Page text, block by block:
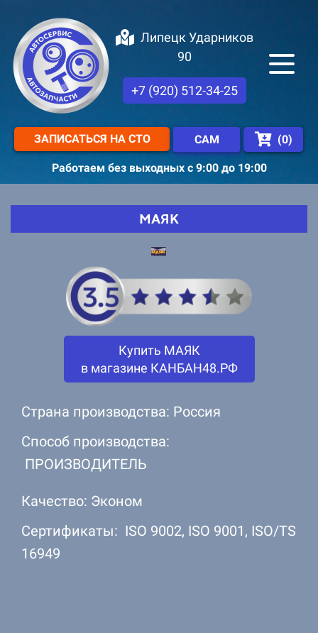
Липецк Ударников
90
+7 (920) 512-34-25
ЗАПИСАТЬСЯ НА СТО САМ (0)
Работаем без выходных с 9:00 до 19:00
МАЯК
Купить МАЯК
в магазине КАНБАН48.РФ
Страна производства: Россия
Способ производства:
ПРОИЗВОДИТЕЛЬ
Качество: Эконом
Сертификаты: ISO 9002, ISO 9001, ISO/TS
16949